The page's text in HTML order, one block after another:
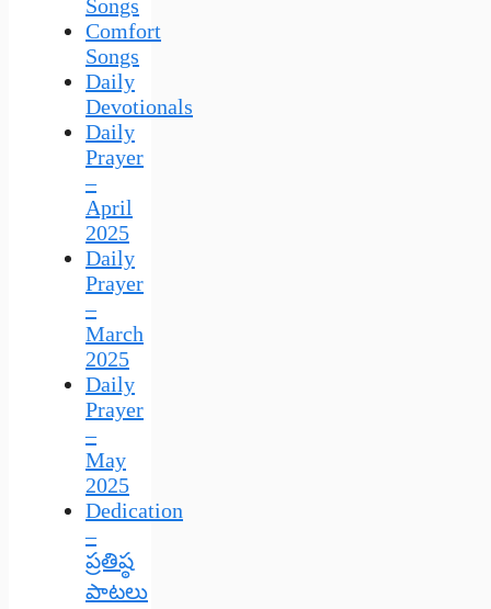
Songs
Comfort
Songs
Daily
Devotionals
Daily
Prayer
–
April
2025
Daily
Prayer
–
March
2025
Daily
Prayer
–
May
2025
Dedication
–
ప్రతిష్ఠ
పాటలు